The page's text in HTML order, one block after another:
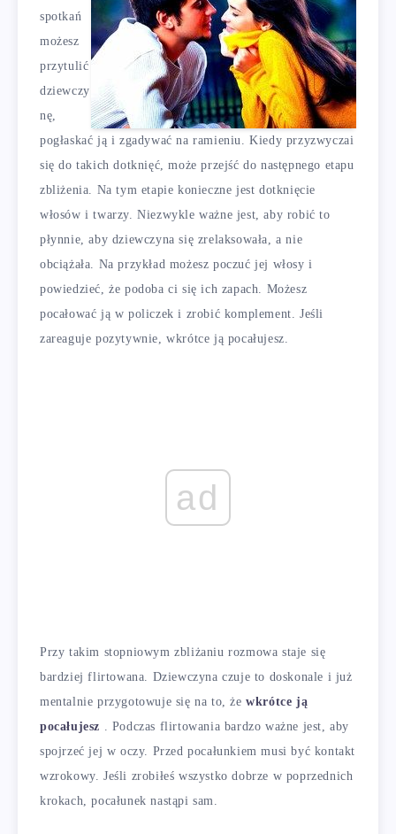
spotkań
możesz
przytulić
dziewczy
nę,
pogłaskać ją i zgadywać na ramieniu. Kiedy przyzwyczai
się do takich dotknięć, może przejść do następnego etapu
zbliżenia. Na tym etapie konieczne jest dotknięcie
włosów i twarzy. Niezwykle ważne jest, aby robić to
płynnie, aby dziewczyna się zrelaksowała, a nie
obciążała. Na przykład możesz poczuć jej włosy i
powiedzieć, że podoba ci się ich zapach. Możesz
pocałować ją w policzek i zrobić komplement. Jeśli
zareaguje pozytywnie, wkrótce ją pocałujesz.
ad
Przy takim stopniowym zbliżaniu rozmowa staje się
bardziej flirtowana. Dziewczyna czuje to doskonale i już
mentalnie przygotowuje się na to, żewkrótce ją
pocałujesz . Podczas flirtowania bardzo ważne jest, aby
spojrzeć jej w oczy. Przed pocałunkiem musi być kontakt
wzrokowy. Jeśli zrobiłeś wszystko dobrze w poprzednich
krokach, pocałunek nastąpi sam.